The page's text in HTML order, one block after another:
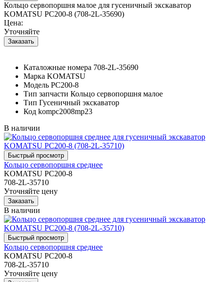
Кольцо сервопоршня малое для гусеничный экскаватор
KOMATSU PC200-8 (708-2L-35690)
Цена:
Уточняйте
Каталожные номера 708-2L-35690
Марка KOMATSU
Модель PC200-8
Тип запчасти Кольцо сервопоршня малое
Тип Гусеничный экскаватор
Код kompc2008mp23
В наличии
Кольцо сервопоршня среднее
KOMATSU PC200-8
708-2L-35710
Уточняйте цену
В наличии
Кольцо сервопоршня среднее
KOMATSU PC200-8
708-2L-35710
Уточняйте цену